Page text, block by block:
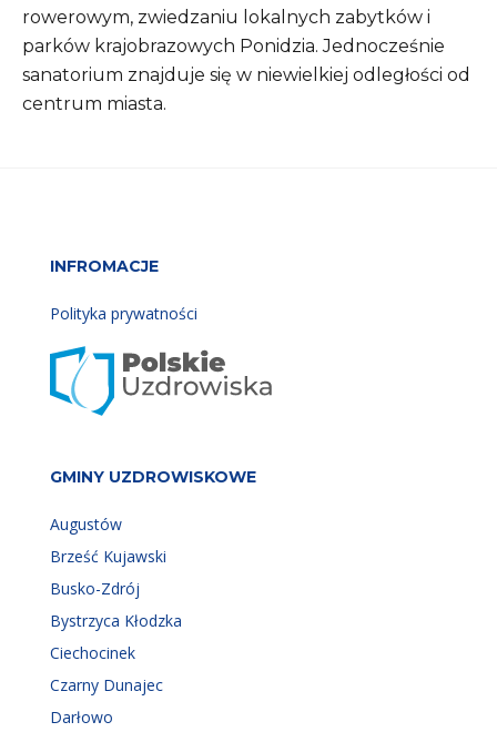
rowerowym, zwiedzaniu lokalnych zabytków i
parków krajobrazowych Ponidzia. Jednocześnie
sanatorium znajduje się w niewielkiej odległości od
centrum miasta.
INFROMACJE
Polityka prywatności
GMINY UZDROWISKOWE
Augustów
Brześć Kujawski
Busko-Zdrój
Bystrzyca Kłodzka
Ciechocinek
Czarny Dunajec
Darłowo